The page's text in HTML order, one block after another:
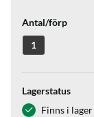
Antal/förp
1
Lagerstatus
Finns i